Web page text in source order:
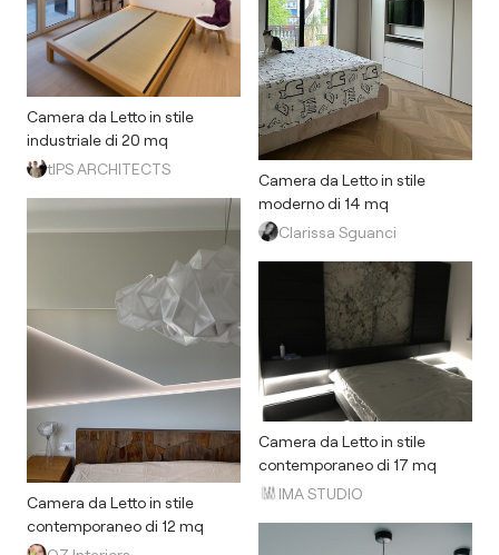
Camera da Letto in stile
industriale di 20 mq
tIPS ARCHITECTS
Camera da Letto in stile
contemporaneo di 12 mq
Camera da Letto in stile
moderno di 14 mq
Clarissa Sguanci
Camera da Letto in stile
contemporaneo di 17 mq
IMA STUDIO